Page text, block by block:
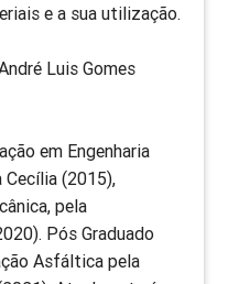
e a sua utilização.
Luis Gomes
em Engenharia
Cecília (2015),
pela
Pós Graduado
Asfáltica pela